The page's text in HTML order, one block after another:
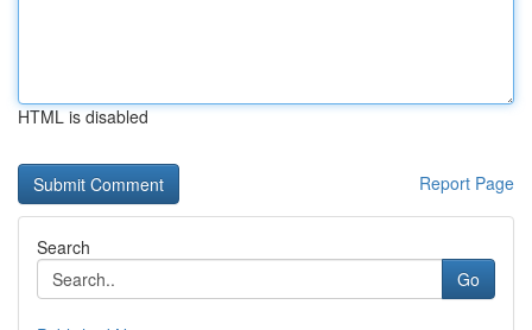
HTML is disabled
Report Page
Search
Go